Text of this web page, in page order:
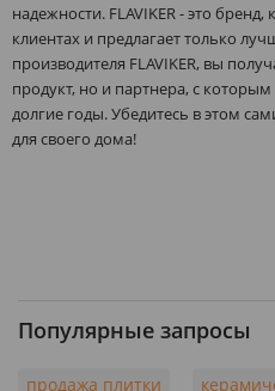
надежности. FLAVIKER - это
клиентах и предлагает только
производителя FLAVIKER, вы
продукт, но и партнера, с
долгие годы. Убедитесь в этом
для своего дома!
Популярные запросы
продажа плитки